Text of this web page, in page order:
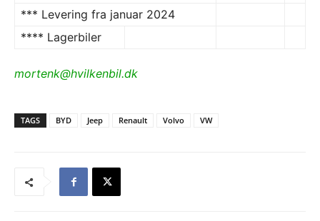
*** Levering fra januar 2024
**** Lagerbiler
mortenk@hvilkenbil.dk
TAGS BYD Jeep Renault Volvo VW